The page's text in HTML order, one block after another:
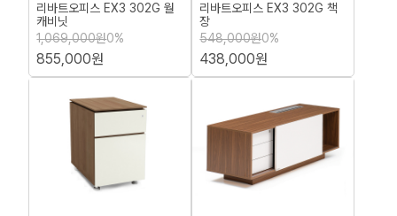
리바트오피스 EX3 302G 월
캐비닛
1,069,000원0%
855,000원
리바트오피스 EX3 302G 책
장
548,000원0%
438,000원